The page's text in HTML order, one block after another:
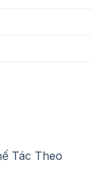
Tác Theo